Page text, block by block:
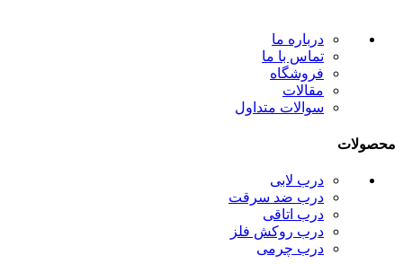
درباره ما
تماس با ما
فروشگاه
مقالات
سوالات متداول
محصولات
درب لابی
درب ضد سرقت
درب اتاقی
درب روکش فلز
درب چرمی